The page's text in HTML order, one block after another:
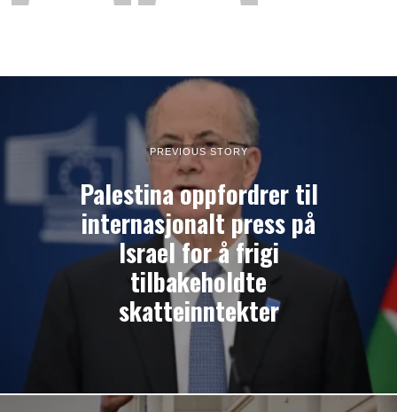
PREVIOUS STORY
Palestina oppfordrer til
internasjonalt press på
Israel for å frigi
tilbakeholdte
skatteinntekter